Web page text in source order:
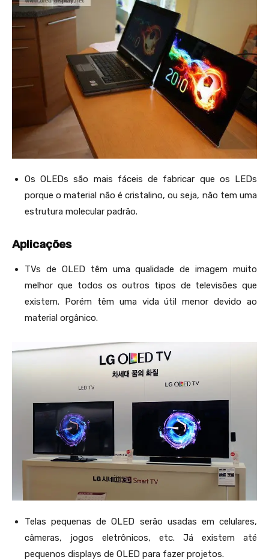
Os OLEDs são mais fáceis de fabricar que os LEDs
porque o material não é cristalino, ou seja, não tem uma
estrutura molecular padrão.
Aplicações
TVs de OLED têm uma qualidade de imagem muito
melhor que todos os outros tipos de televisões que
existem. Porém têm uma vida útil menor devido ao
material orgânico.
Telas pequenas de OLED serão usadas em celulares,
câmeras, jogos eletrônicos, etc. Já existem até
pequenos displays de OLED para fazer projetos.